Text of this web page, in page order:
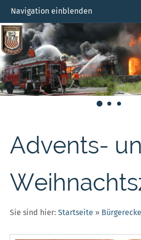
Navigation einblenden
Advents-
Sie sind hier: Startseite » Bürgerecke